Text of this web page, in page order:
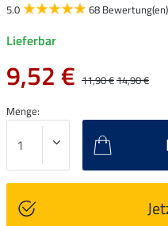
5.0 68 Bewertung(en)
Lieferbar
9,52 € 11,90 €14,90 €
Menge: